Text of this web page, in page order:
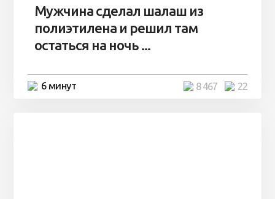
Мужчина сделал шалаш из
полиэтилена и решил там
остаться на ночь ...
6 минут 22
8 467